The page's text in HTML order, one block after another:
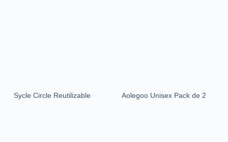
Sycle Circle Reutilizable Aolegoo Unisex Pack de 2